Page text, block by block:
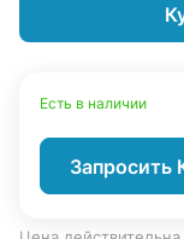
Есть в наличии
Запросить